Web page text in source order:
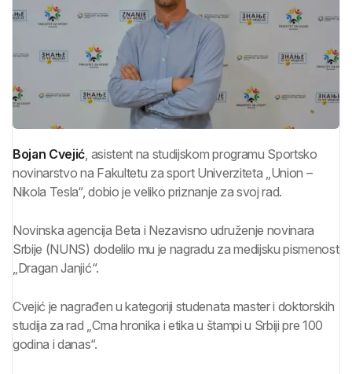
Bojan Cvejić, asistent na studijskom programu Sportsko
novinarstvo na Fakultetu za sport Univerziteta „Union –
Nikola Tesla“, dobio je veliko priznanje za svoj rad.
Novinska agencija Beta i Nezavisno udruženje novinara
Srbije (NUNS) dodelilo mu je nagradu za medijsku pismenost
„Dragan Janjić“.
Cvejić je nagrađen u kategoriji studenata master i doktorskih
studija za rad „Crna hronika i etika u štampi u Srbiji pre 100
godina i danas“.